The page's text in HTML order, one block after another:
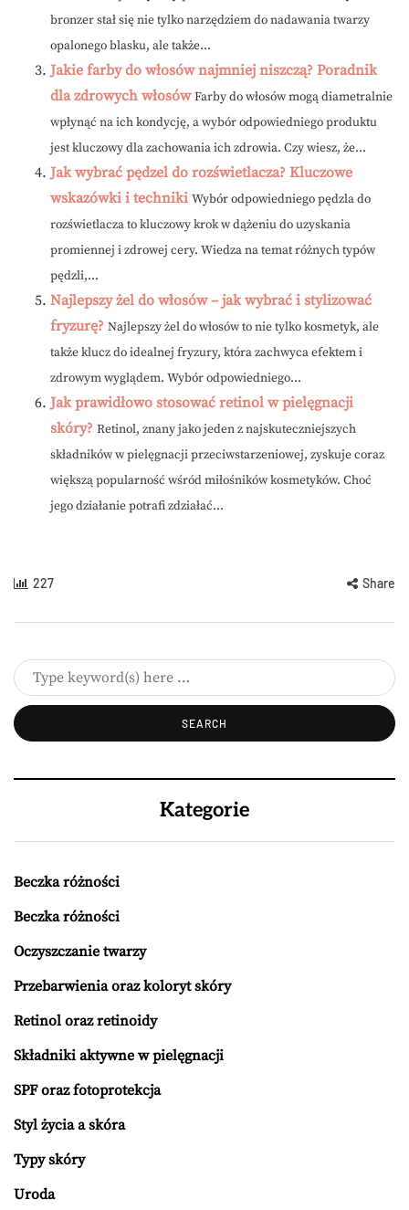
bronzer stał się nie tylko narzędziem do nadawania twarzy
opalonego blasku, ale także...
Jakie farby do włosów najmniej niszczą? Poradnik
dla zdrowych włosów Farby do włosów mogą diametralnie
wpłynąć na ich kondycję, a wybór odpowiedniego produktu
jest kluczowy dla zachowania ich zdrowia. Czy wiesz, że...
Jak wybrać pędzel do rozświetlacza? Kluczowe
wskazówki i techniki Wybór odpowiedniego pędzla do
rozświetlacza to kluczowy krok w dążeniu do uzyskania
promiennej i zdrowej cery. Wiedza na temat różnych typów
pędzli,...
Najlepszy żel do włosów – jak wybrać i stylizować
fryzurę? Najlepszy żel do włosów to nie tylko kosmetyk, ale
także klucz do idealnej fryzury, która zachwyca efektem i
zdrowym wyglądem. Wybór odpowiedniego...
Jak prawidłowo stosować retinol w pielęgnacji
skóry? Retinol, znany jako jeden z najskuteczniejszych
składników w pielęgnacji przeciwstarzeniowej, zyskuje coraz
większą popularność wśród miłośników kosmetyków. Choć
jego działanie potrafi zdziałać...
227 Share
Kategorie
Beczka różności
Beczka różności
Oczyszczanie twarzy
Przebarwienia oraz koloryt skóry
Retinol oraz retinoidy
Składniki aktywne w pielęgnacji
SPF oraz fotoprotekcja
Styl życia a skóra
Typy skóry
Uroda